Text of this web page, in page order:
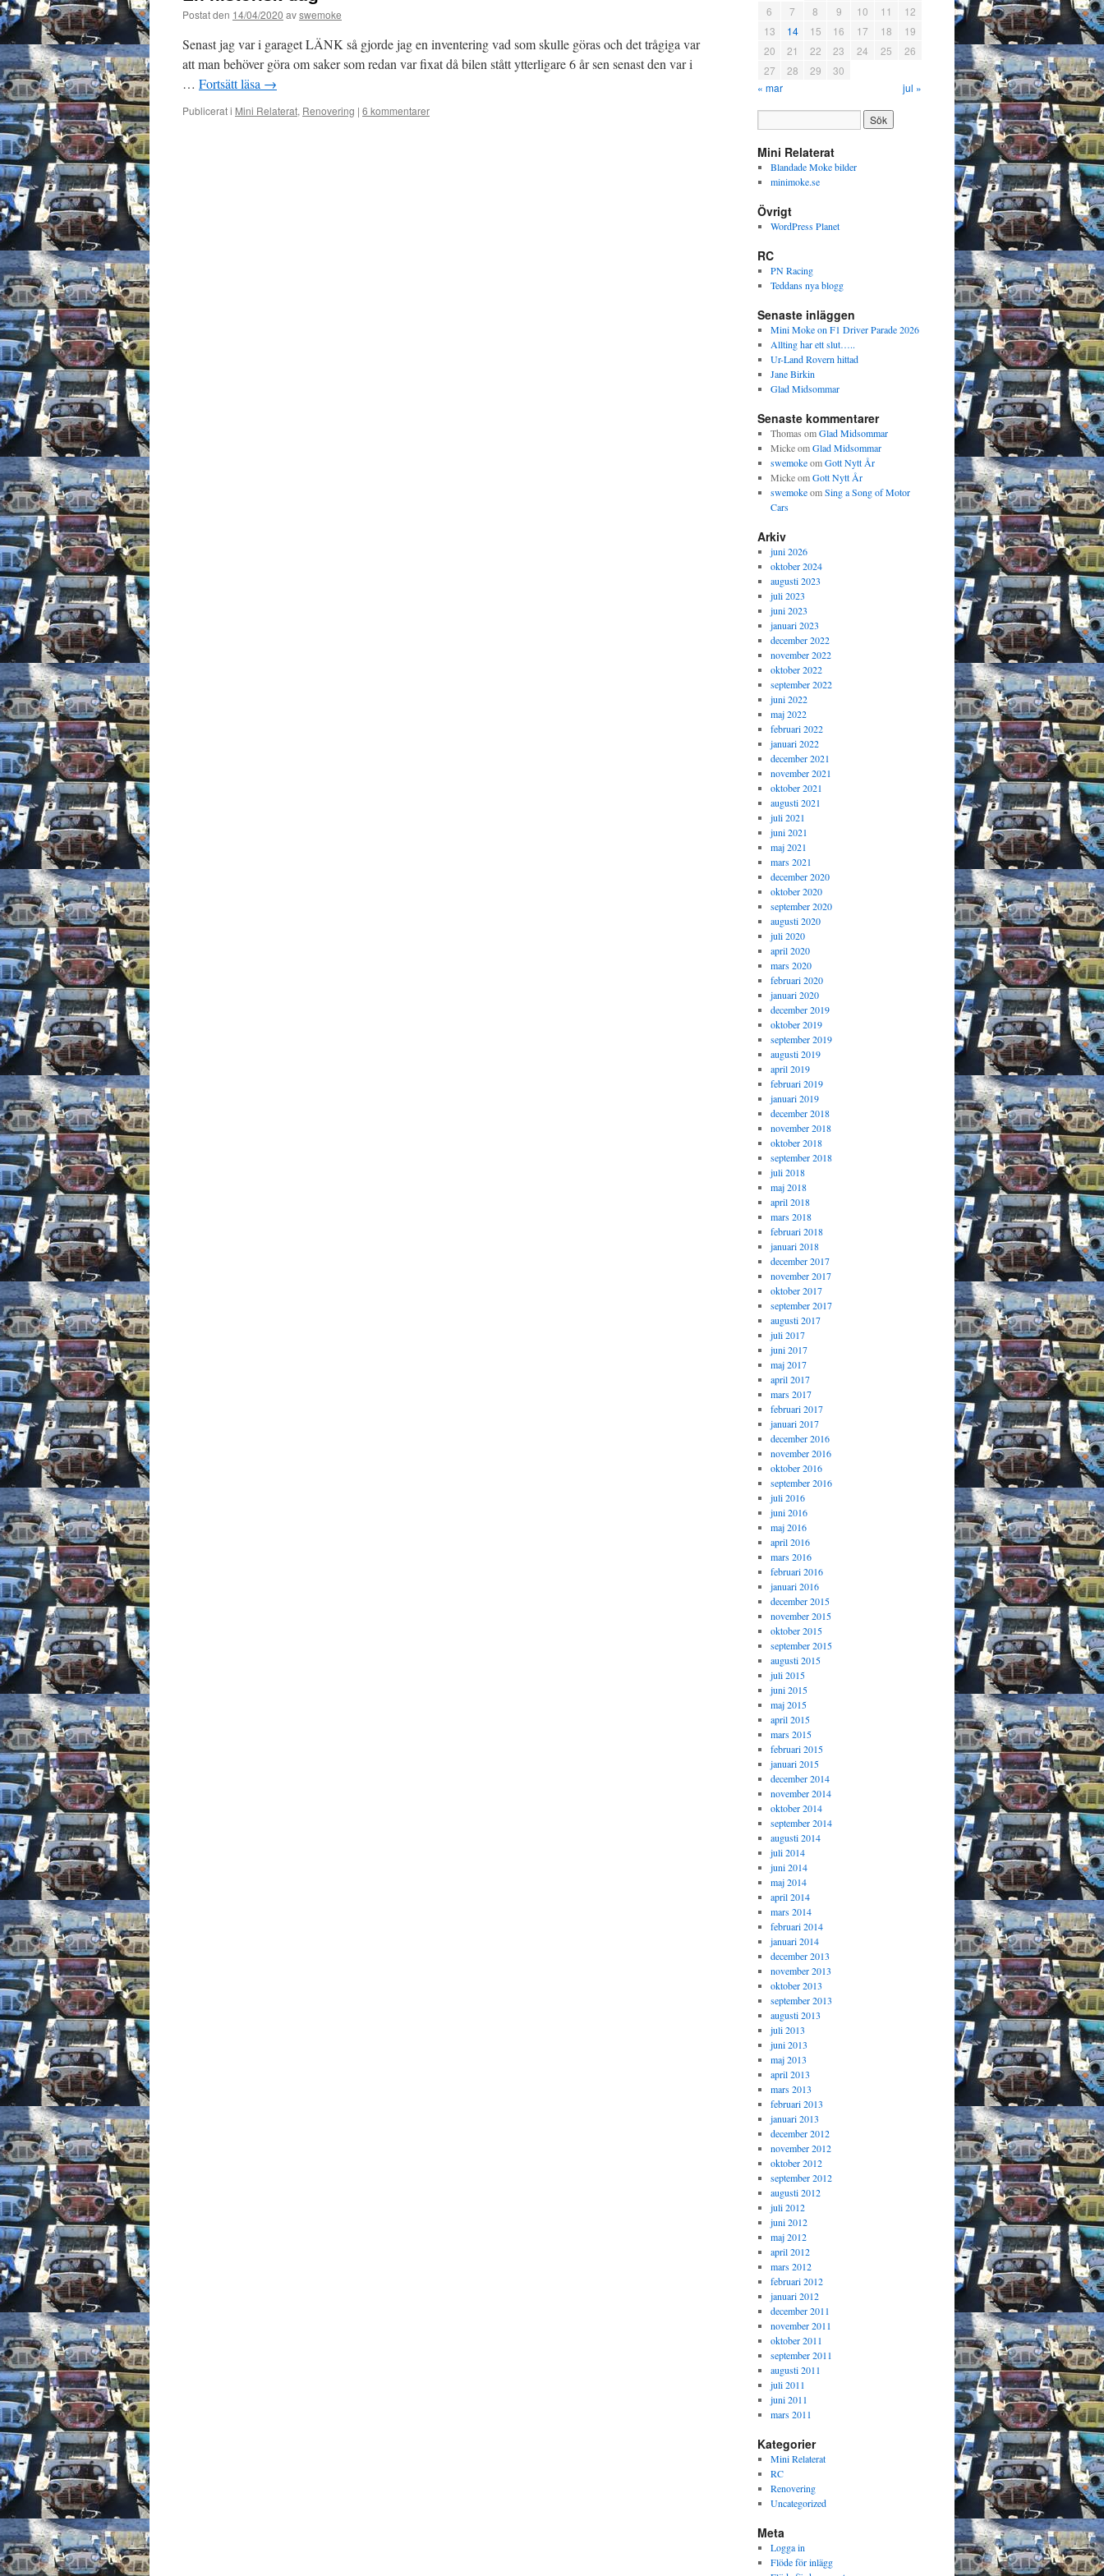
Postat den 14/04/2020 avswemoke
Senast jag var i garaget LÄNK så gjorde jag en inventering vad som skulle göras och det trågiga var
att man behöver göra om saker som redan var fixat då bilen stått ytterligare 6 år sen senast den var i
… Fortsätt läsa →
Publicerat i Mini Relaterat, Renovering | 6 kommentarer
6
7 8 9 10 11
12
13
14 15 16 17 18
19
20
21 22 23 24 25
26
27
28 29
30
« mar
jul »
Mini Relaterat
Blandade Moke bilder
minimoke.se
Övrigt
WordPress Planet
RC
PN Racing
Teddans nya blogg
Senaste inläggen
Mini Moke on F1 Driver Parade 2026
Allting har ett slut…..
Ur-Land Rovern hittad
Jane Birkin
Glad Midsommar
Senaste kommentarer
Thomas omGlad Midsommar
MickeomGlad Midsommar
swemokeomGott Nytt År
MickeomGott Nytt År
swemokeomSing a Song of Motor
Cars
Arkiv
juni 2026
oktober 2024
augusti 2023
juli 2023
juni 2023
januari 2023
december 2022
november 2022
oktober 2022
september 2022
juni 2022
maj 2022
februari 2022
januari 2022
december 2021
november 2021
oktober 2021
augusti 2021
juli 2021
juni 2021
maj 2021
mars 2021
december 2020
oktober 2020
september 2020
augusti 2020
juli 2020
april 2020
mars 2020
februari 2020
januari 2020
december 2019
oktober 2019
september 2019
augusti 2019
april 2019
februari 2019
januari 2019
december 2018
november 2018
oktober 2018
september 2018
juli 2018
maj 2018
april 2018
mars 2018
februari 2018
januari 2018
december 2017
november 2017
oktober 2017
september 2017
augusti 2017
juli 2017
juni 2017
maj 2017
april 2017
mars 2017
februari 2017
januari 2017
december 2016
november 2016
oktober 2016
september 2016
juli 2016
juni 2016
maj 2016
april 2016
mars 2016
februari 2016
januari 2016
december 2015
november 2015
oktober 2015
september 2015
augusti 2015
juli 2015
juni 2015
maj 2015
april 2015
mars 2015
februari 2015
januari 2015
december 2014
november 2014
oktober 2014
september 2014
augusti 2014
juli 2014
juni 2014
maj 2014
april 2014
mars 2014
februari 2014
januari 2014
december 2013
november 2013
oktober 2013
september 2013
augusti 2013
juli 2013
juni 2013
maj 2013
april 2013
mars 2013
februari 2013
januari 2013
december 2012
november 2012
oktober 2012
september 2012
augusti 2012
juli 2012
juni 2012
maj 2012
april 2012
mars 2012
februari 2012
januari 2012
december 2011
november 2011
oktober 2011
september 2011
augusti 2011
juli 2011
juni 2011
mars 2011
Kategorier
Mini Relaterat
RC
Renovering
Uncategorized
Meta
Logga in
Flöde för inlägg